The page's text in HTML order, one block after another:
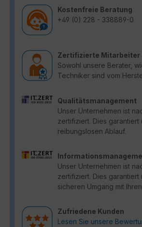
Kostenfreie Beratung
+49 (0) 228 - 338889-0
Zertifizierte Mitarbeiter
Sowohl unsere Berater,
Techniker sind vom
Qualitätsmanagement
Unser Unternehmen ist
zertifiziert. Dies garantiert
reibungslosen Ablauf.
Unser Unternehmen ist
zertifiziert. Dies garantiert
sicheren Umgang mit
Zufriedene Kunden
Lesen Sie unsere